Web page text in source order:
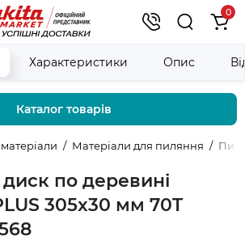
0
Каталог товарів
Матеріали для пиляння
по деревині
305x30 мм 70T
Характеристики Опис